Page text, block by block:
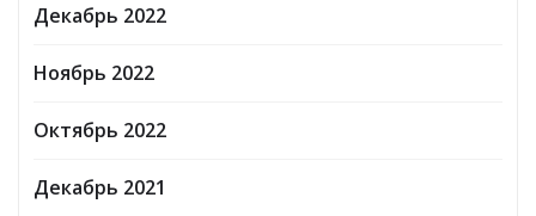
Декабрь 2022
Ноябрь 2022
Октябрь 2022
Декабрь 2021